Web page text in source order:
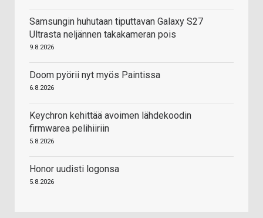
Samsungin huhutaan tiputtavan Galaxy S27
Ultrasta neljännen takakameran pois
9.8.2026
Doom pyörii nyt myös Paintissa
6.8.2026
Keychron kehittää avoimen lähdekoodin
firmwarea pelihiiriin
5.8.2026
Honor uudisti logonsa
5.8.2026